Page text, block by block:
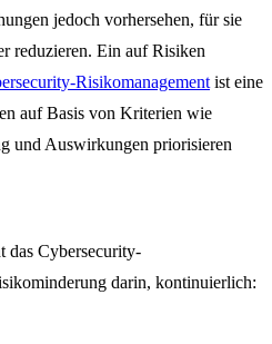
jedoch vorhersehen, für sie
reduzieren. Ein auf Risiken
Risikomanagement ist eine
auf Basis von Kriterien wie
und Auswirkungen priorisieren
das Cybersecurity-
darin, kontinuierlich: